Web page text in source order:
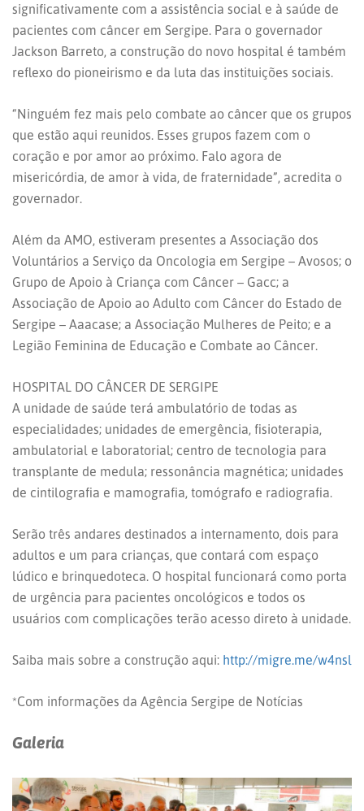
significativamente com a assistência social e à saúde de
pacientes com câncer em Sergipe. Para o governador
Jackson Barreto, a construção do novo hospital é também
reflexo do pioneirismo e da luta das instituições sociais.
“Ninguém fez mais pelo combate ao câncer que os grupos
que estão aqui reunidos. Esses grupos fazem com o
coração e por amor ao próximo. Falo agora de
misericórdia, de amor à vida, de fraternidade”, acredita o
governador.
Além da AMO, estiveram presentes a Associação dos
Voluntários a Serviço da Oncologia em Sergipe – Avosos; o
Grupo de Apoio à Criança com Câncer – Gacc; a
Associação de Apoio ao Adulto com Câncer do Estado de
Sergipe – Aaacase; a Associação Mulheres de Peito; e a
Legião Feminina de Educação e Combate ao Câncer.
HOSPITAL DO CÂNCER DE SERGIPE
A unidade de saúde terá ambulatório de todas as
especialidades; unidades de emergência, fisioterapia,
ambulatorial e laboratorial; centro de tecnologia para
transplante de medula; ressonância magnética; unidades
de cintilografia e mamografia, tomógrafo e radiografia.
Serão três andares destinados a internamento, dois para
adultos e um para crianças, que contará com espaço
lúdico e brinquedoteca. O hospital funcionará como porta
de urgência para pacientes oncológicos e todos os
usuários com complicações terão acesso direto à unidade.
Saiba mais sobre a construção aqui: http://migre.me/w4nsl
*Com informações da Agência Sergipe de Notícias
Galeria